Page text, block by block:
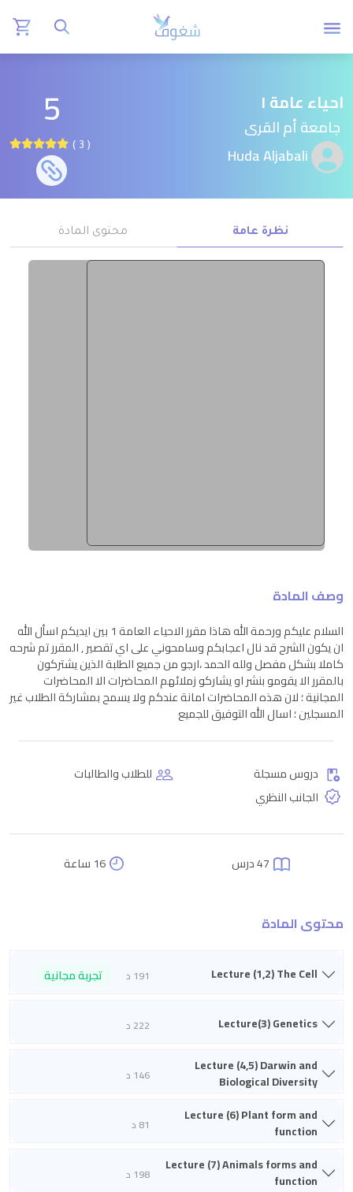
احياء عامة ١
جامعة أم القرى
Huda Aljabali
5
( 3 )
نظرة عامة محتوى المادة
وصف المادة
السلام عليكم ورحمة الله هاذا مقرر الاحياء العامة 1 بين ايديكم اسأل الله
ان يكون الشرح قد نال اعجابكم وسامحوني على اي تقصير ٫ المقرر تم شرحه
كاملا بشكل مفصل ولله الحمد ،ارجو من جميع الطلبة الذين يشتركون
بالمقرر الا يقومو بنشر او يشاركو زملائهم المحاضرات الا المحاضرات
المجانية ؛ لان هذه المحاضرات امانة عندكم ولا يسمح بمشاركة الطلاب غير
المسجلين ؛ اسال الله التوفيق للجميع
دروس مسجلة
للطلاب والطالبات
الجانب النظري
47 درس 16 ساعة
محتوى المادة
Lecture (1,2) The Cell 191 د تجربة مجانية
Lecture(3) Genetics 222 د
Lecture (4,5) Darwin and
Biological Diversity
146 د
Lecture (6) Plant form and
function
81 د
Lecture (7) Animals forms and
function
198 د